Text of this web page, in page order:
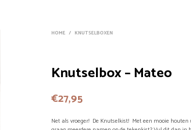
HOME / KNUTSELBOXEN
Knutselbox – Mateo
€27,95
Net als vroeger! De Knutselkist! Met een mooie